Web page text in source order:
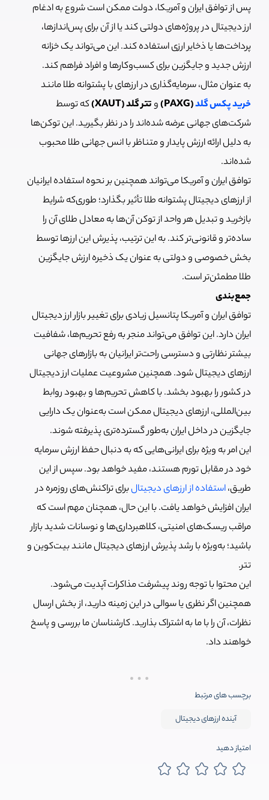
پس از توافق ایران و آمریکا، دولت ممکن است شروع به ادغام
ارز دیجیتال در پروژه‌های دولتی کند یا از آن برای پس‌اندازها،
پرداخت‌ها یا ذخایر ارزی استفاده کند. این می‌تواند یک خزانه
ارزش جدید و جایگزین برای کسب‌وکارها و افراد فراهم کند.
به عنوان مثال، سرمایه‌گذاری در ارزهای با پشتوانه طلا مانند
خرید پکس گلد(PAXG) وتتر گلد (XAUT)
که توسط
شرکت‌های جهانی عرضه شده‌اند را در نظر بگیرید. این توکن‌ها
به دلیل ارائه ارزش پایدار و متناظر با انس جهانی طلا محبوب
شده‌اند.
توافق ایران و آمریکا می‌تواند همچنین بر نحوه استفاده ایرانیان
از ارزهای دیجیتال پشتوانه طلا تأثیر بگذارد؛ طوری‌که شرایط
بازخرید و تبدیل هر واحد از توکن‌ آن‌ها به معادل طلای آن را
ساده‌تر و قانونی‌تر کند. به این ترتیب، پذیرش این ارزها توسط
بخش خصوصی و دولتی به عنوان یک ذخیره ارزش جایگزین
طلا مطمئن‌تر است.
جمع‌بندی
توافق ایران و آمریکا پتانسیل زیادی برای تغییر بازار ارز دیجیتال
ایران دارد. این توافق می‌تواند منجر به رفع تحریم‌ها، شفافیت
بیشتر نظارتی و دسترسی راحت‌تر ایرانیان به بازارهای جهانی
ارزهای دیجیتال شود. همچنین مشروعیت عملیات ارز دیجیتال
در کشور را بهبود بخشد. با کاهش تحریم‌ها و بهبود روابط
بین‌المللی، ارزهای دیجیتال ممکن است به‌عنوان یک دارایی
جایگزین در داخل ایران به‌طور گسترده‌تری پذیرفته شوند.
این امر به ویژه برای ایرانی‌هایی که به دنبال حفظ ارزش سرمایه
خود در مقابل تورم هستند، مفید خواهد بود. سپس از این
طریق،استفاده از ارزهای دیجیتالبرای تراکنش‌های روزمره در
ایران افزایش خواهد یافت. با این حال، همچنان مهم است که
مراقب ریسک‌های امنیتی، کلاهبرداری‌ها و نوسانات شدید بازار
باشید؛ به‌ویژه با رشد پذیرش ارزهای دیجیتال مانند بیت‌کوین و
تتر.
این محتوا با توجه روند پیشرفت مذاکرات آپدیت می‌شود.
همچنین اگر نظری یا سوالی در این زمینه دارید، از بخش ارسال
نظرات، آن را با ما به اشتراک بذارید. کارشناسان ما بررسی و پاسخ
خواهند داد.
برچسب های مرتبط
آینده ارزهای دیجیتال
امتیاز دهید